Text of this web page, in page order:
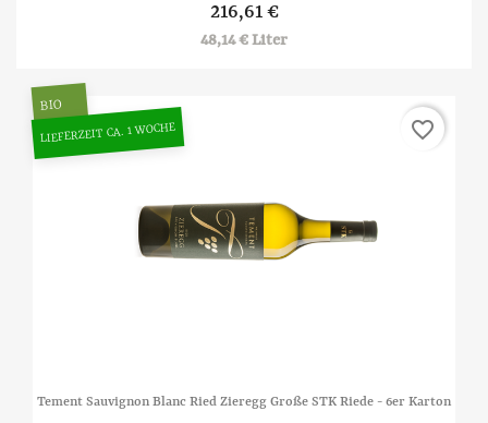
216,61 €
48,14 € Liter
Tement Sauvignon Blanc Ried Zieregg Große STK Riede - 6er Karton
BIO
LIEFERZEIT CA. 1 WOCHE favorite_border